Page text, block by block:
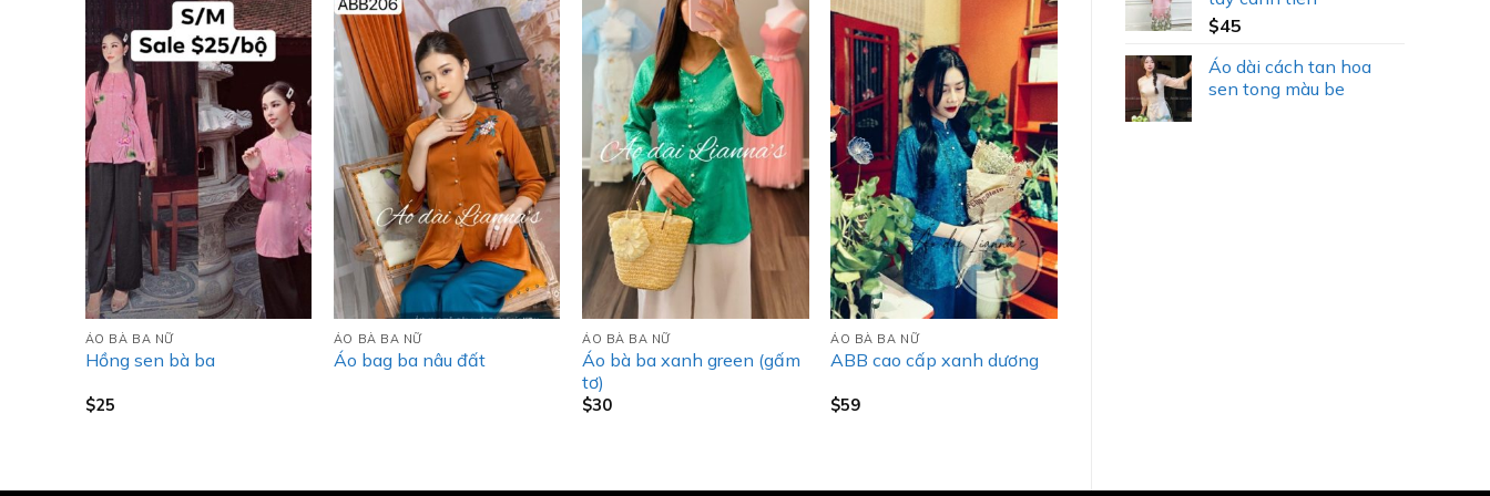
$45
Áo dài cách tan hoa
sen tong màu be
ÁO BÀ BA NỮ
Hồng sen bà ba
$25
ÁO BÀ BA NỮ
Áo bag ba nâu đất
ÁO BÀ BA NỮ
Áo bà ba xanh green (gấm
tơ)
$30
ÁO BÀ BA NỮ
ABB cao cấp xanh dương
$59